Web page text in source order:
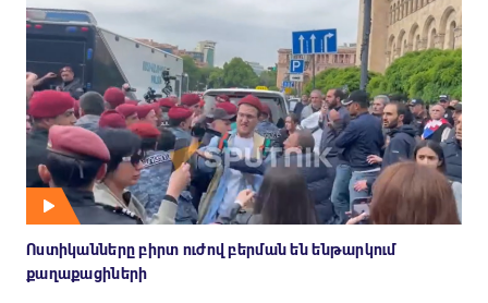
Ոստիկանները բիրտ ուժով բերման են ենթարկում
քաղաքացիների